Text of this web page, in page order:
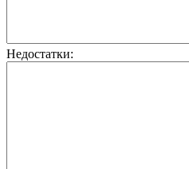
Недостатки: